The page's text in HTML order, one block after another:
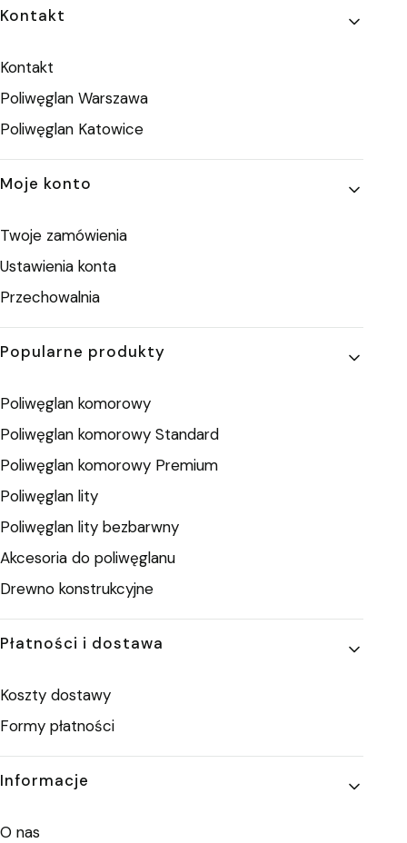
Linki w stopce
Kontakt
Kontakt
Poliwęglan Warszawa
Poliwęglan Katowice
Moje konto
Twoje zamówienia
Ustawienia konta
Przechowalnia
Popularne produkty
Poliwęglan komorowy
Poliwęglan komorowy Standard
Poliwęglan komorowy Premium
Poliwęglan lity
Poliwęglan lity bezbarwny
Akcesoria do poliwęglanu
Drewno konstrukcyjne
Płatności i dostawa
Koszty dostawy
Formy płatności
Informacje
O nas